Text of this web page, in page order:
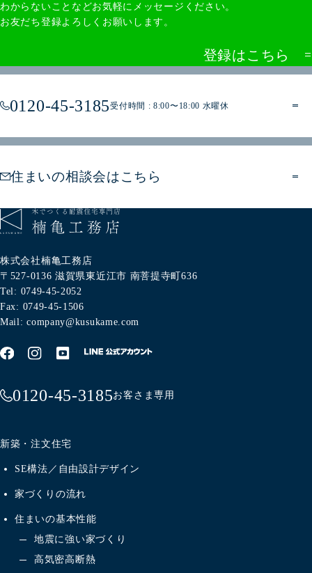
0120-45-3185受付時間 : 8:00〜18:00 水曜休
住まいの相談会はこちら
わからないことなどお気軽にメッセージください。
お友だち登録よろしくお願いします。
登録はこちら
株式会社楠亀工務店
〒527-0136 滋賀県東近江市 南菩提寺町636
Tel: 0749-45-2052
Fax: 0749-45-1506
Mail: company@kusukame.com
0120-45-3185お客さま専用
新築・注文住宅
SE構法／自由設計デザイン
家づくりの流れ
住まいの基本性能
地震に強い家づくり
高気密高断熱